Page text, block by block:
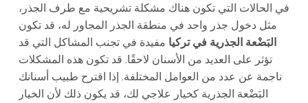
في الحالات التي تكون هناك مشكلة تشريحية مع طرف الجذر،
مثل دخول جذر واحد في منطقة الجذر المجاور له، قد تكون
البَضْعة الجذرية في تركيا مفيدة في تجنب المشاكل التي قد
تؤثر على العديد من الأسنان لاحقًا. قد تكون هذه المشكلات
ناجمة عن عدد من العوامل المختلفة. إذا اقترح طبيب أسنانك
البَضْعة الجذرية كخيار علاجي لك، قد يكون ذلك لأن الخيار